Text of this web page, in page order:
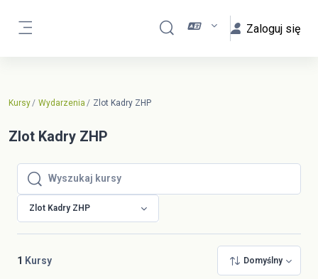
Przełącznik wyszukiwarki
Zaloguj się
Kursy Wydarzenia Zlot Kadry ZHP
Zlot Kadry ZHP
Wyszukaj kursy
Wyszukaj kursy
Zlot Kadry ZHP
1 Kursy Domyślny